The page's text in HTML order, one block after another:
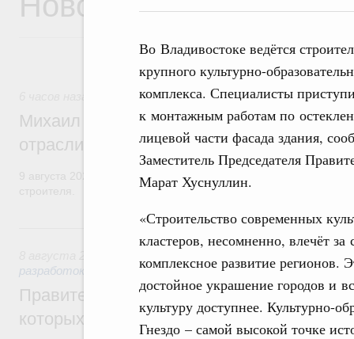
Во Владивостоке ведётся
крупного культурно-
комплекса. Специалисты
к монтажным работам по
лицевой части фасада здания,
Заместитель Председателя
Марат Хуснуллин.
«Строительство современных
кластеров, несомненно, влечёт за
комплексное развитие регионов.
достойное украшение городов и
культуру доступнее. Культурно-
Гнездо – самой высокой точке
Регулирование в сфере строительства
Михаил Мишустин поздравил
отрасли с профессиональным
9 августа 2026 года отмечается профессиональный праздник
Вчера
Государственная политика в сфере
разработок
Правительство расширило перечень
которых освобождаются от НДФЛ